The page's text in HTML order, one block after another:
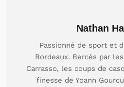
Nathan
Passionné de sport et
Bordeaux. Bercés par
Carrasso, les coups de
finesse de Yoann